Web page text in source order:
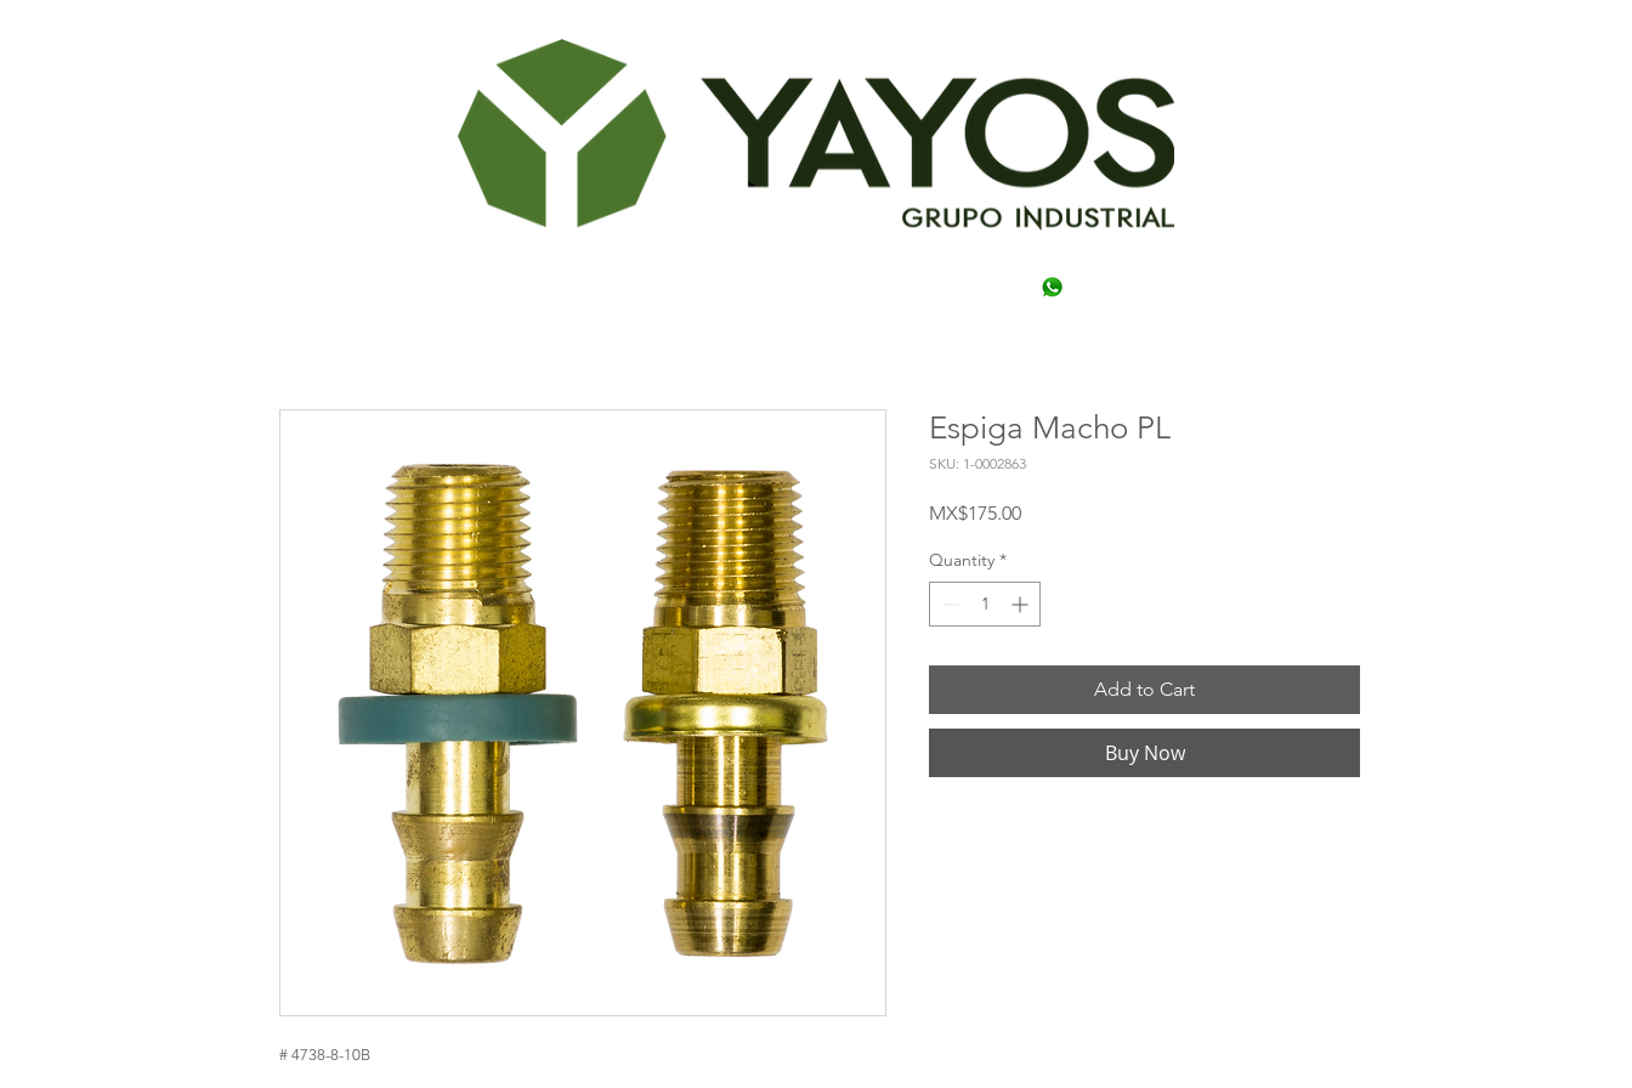
# 4738-8-10B
Espiga Macho PL
SKU: 1-0002863
MX$175.00Price
Quantity *
Add to Cart
Buy Now